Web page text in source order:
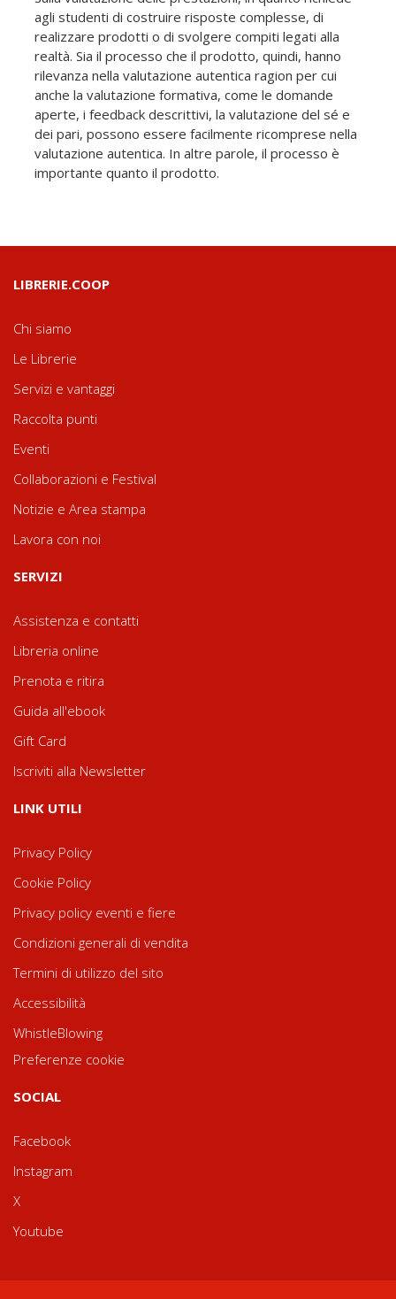
agli studenti di costruire risposte complesse, di
realizzare prodotti o di svolgere compiti legati alla
realtà. Sia il processo che il prodotto, quindi, hanno
rilevanza nella valutazione autentica ragion per cui
anche la valutazione formativa, come le domande
aperte, i feedback descrittivi, la valutazione del sé e
dei pari, possono essere facilmente ricomprese nella
valutazione autentica. In altre parole, il processo è
importante quanto il prodotto.
LIBRERIE.COOP
Chi siamo
Le Librerie
Servizi e vantaggi
Raccolta punti
Eventi
Collaborazioni e Festival
Notizie e Area stampa
Lavora con noi
SERVIZI
Assistenza e contatti
Libreria online
Prenota e ritira
Guida all'ebook
Gift Card
Iscriviti alla Newsletter
LINK UTILI
Privacy Policy
Cookie Policy
Privacy policy eventi e fiere
Condizioni generali di vendita
Termini di utilizzo del sito
Accessibilità
WhistleBlowing
Preferenze cookie
SOCIAL
Facebook
Instagram
X
Youtube